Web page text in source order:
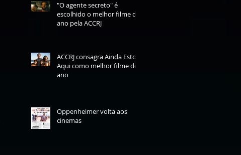
"O agente secreto" é
escolhido o melhor filme do
ano pela ACCRJ
ACCRJ consagra Ainda Estou
Aqui como melhor filme do
ano
Oppenheimer volta aos
cinemas